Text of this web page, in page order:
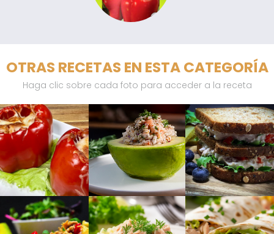
OTRAS RECETAS EN ESTA CATEGORÍA
Haga clic sobre cada foto para acceder a la receta